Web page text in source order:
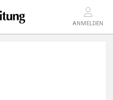
ANMELDEN